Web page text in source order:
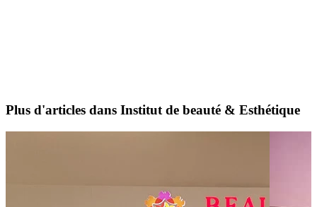
Plus d'articles dans Institut de beauté & Esthétique